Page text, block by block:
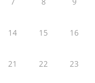
14 15 16
21 22 23